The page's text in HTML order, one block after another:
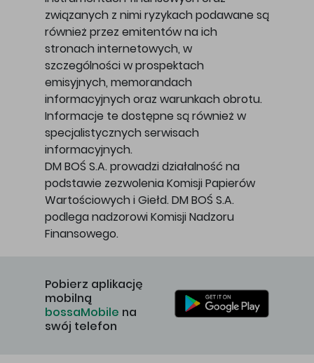
związanych z nimi ryzykach podawane są
również przez emitentów na ich
stronach internetowych, w
szczególności w prospektach
emisyjnych, memorandach
informacyjnych oraz warunkach obrotu.
Informacje te dostępne są również w
specjalistycznych serwisach
informacyjnych.
DM BOŚ S.A. prowadzi działalność na
podstawie zezwolenia Komisji Papierów
Wartościowych i Giełd. DM BOŚ S.A.
podlega nadzorowi Komisji Nadzoru
Finansowego.
Pobierz aplikację
mobilną
bossaMobile na
swój telefon